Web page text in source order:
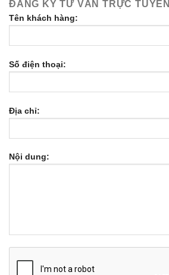
ĐĂNG KÝ TƯ VẤN TRỰC TUYẾN
Tên khách hàng:
Số điện thoại:
Địa chỉ:
Nội dung: